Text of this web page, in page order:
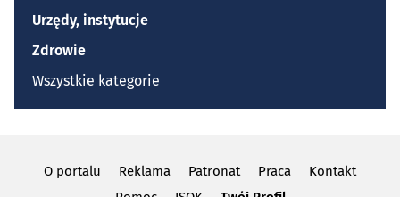
Urzędy, instytucje
Zdrowie
Wszystkie kategorie
O portalu Reklama Patronat Praca
Kontakt